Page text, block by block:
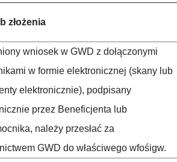
złożenia
wniosek w GWD z dołączonymi
w formie elektronicznej (skany lub
elektronicznie), podpisany
przez Beneficjenta lub
należy przesłać za
GWD do właściwego wfośigw.